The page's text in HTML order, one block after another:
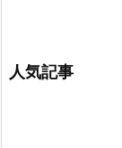
人気記事